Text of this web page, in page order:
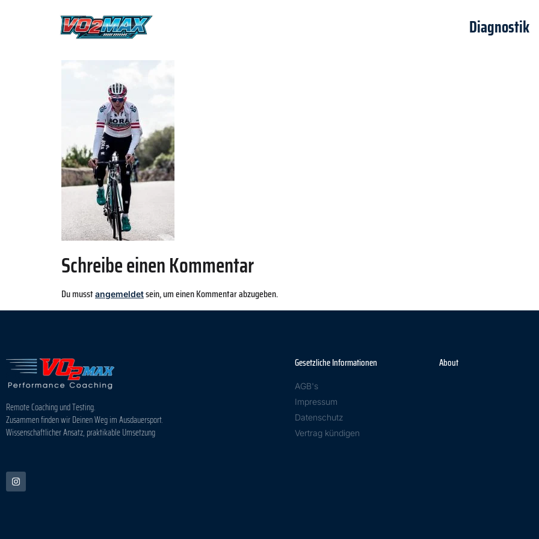
Diagnostik
Schreibe einen Kommentar
Du musstangemeldetsein, um einen Kommentar abzugeben.
Remote Coaching und Testing.
Zusammen finden wir Deinen Weg im Ausdauersport.
Wissenschaftlicher Ansatz, praktikable Umsetzung
Gesetzliche Informationen
AGB's
Impressum
Datenschutz
Vertrag kündigen
About